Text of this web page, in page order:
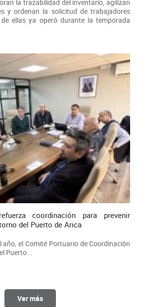
la trazabilidad del inventario, agilizan
y ordenan la solicitud de trabajadores
ellas ya operó durante la temporada
coordinación para prevenir
del Puerto de Arica
año, el Comité Portuario de Coordinación
Puerto...
Ver más